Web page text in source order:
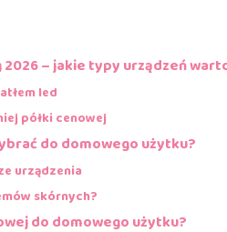
– jakie typy urządzeń
led
półki cenowej
do domowego użytku?
urządzenia
skórnych?
do domowego użytku?